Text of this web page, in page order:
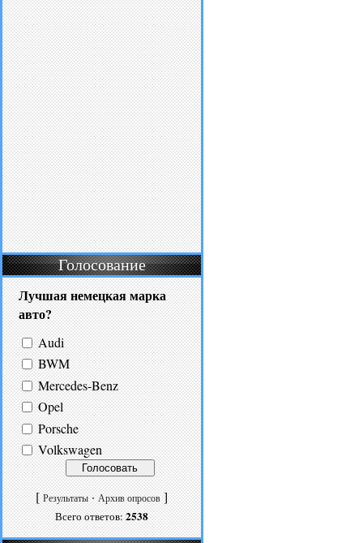
Голосование
Лучшая немецкая марка
авто?
Audi
BWM
Mercedes-Benz
Opel
Porsche
Volkswagen
[Результаты·Архив опросов]
Всего ответов:2538